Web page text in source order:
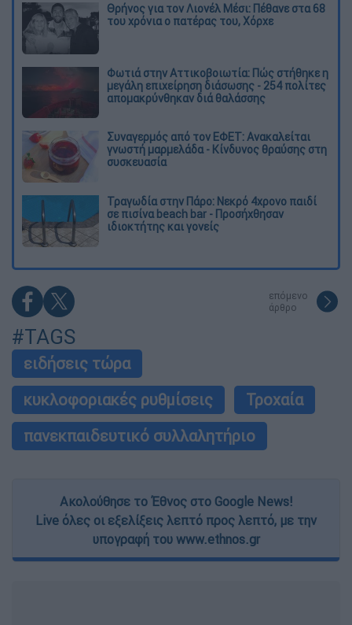
Θρήνος για τον Λιονέλ Μέσι: Πέθανε στα 68
του χρόνια ο πατέρας του, Χόρχε
Φωτιά στην Αττικοβοιωτία: Πώς στήθηκε η
μεγάλη επιχείρηση διάσωσης - 254 πολίτες
απομακρύνθηκαν διά θαλάσσης
Συναγερμός από τον ΕΦΕΤ: Ανακαλείται
γνωστή μαρμελάδα - Κίνδυνος θραύσης στη
συσκευασία
Τραγωδία στην Πάρο: Νεκρό 4χρονο παιδί
σε πισίνα beach bar - Προσήχθησαν
ιδιοκτήτης και γονείς
επόμενο
άρθρο
#TAGS
ειδήσεις τώρα
κυκλοφοριακές ρυθμίσεις
Τροχαία
πανεκπαιδευτικό συλλαλητήριο
Ακολούθησε το Έθνος στο Google News!
Live όλες οι εξελίξεις λεπτό προς λεπτό, με την
υπογραφή του www.ethnos.gr